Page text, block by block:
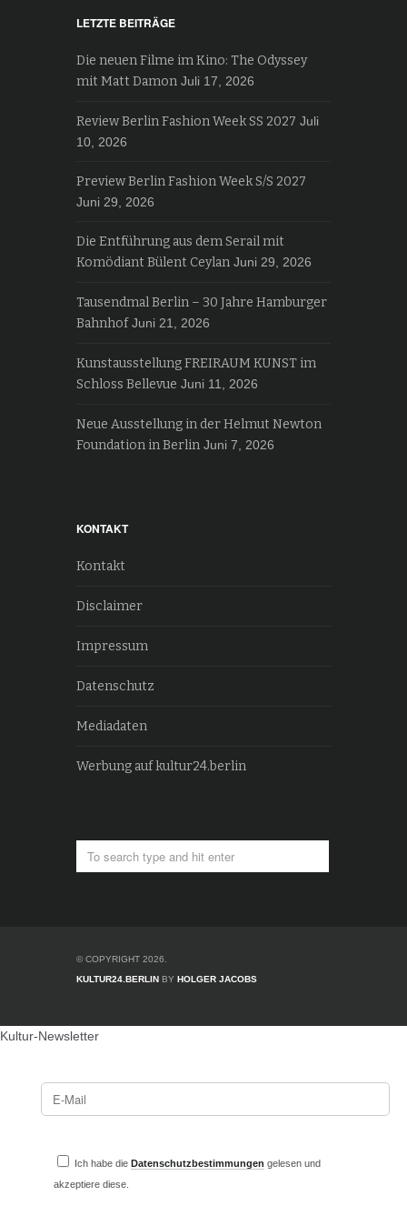
LETZTE BEITRÄGE
Die neuen Filme im Kino: The Odyssey
mit Matt Damon Juli 17, 2026
Review Berlin Fashion Week SS 2027 Juli
10, 2026
Preview Berlin Fashion Week S/S 2027
Juni 29, 2026
Die Entführung aus dem Serail mit
Komödiant Bülent Ceylan Juni 29, 2026
Tausendmal Berlin – 30 Jahre Hamburger
Bahnhof Juni 21, 2026
Kunstausstellung FREIRAUM KUNST im
Schloss Bellevue Juni 11, 2026
Neue Ausstellung in der Helmut Newton
Foundation in Berlin Juni 7, 2026
KONTAKT
Kontakt
Disclaimer
Impressum
Datenschutz
Mediadaten
Werbung auf kultur24.berlin
© COPYRIGHT 2026.
KULTUR24.BERLINBY HOLGER JACOBS
Kultur-Newsletter
Ich habe die Datenschutzbestimmungen gelesen und
akzeptiere diese.